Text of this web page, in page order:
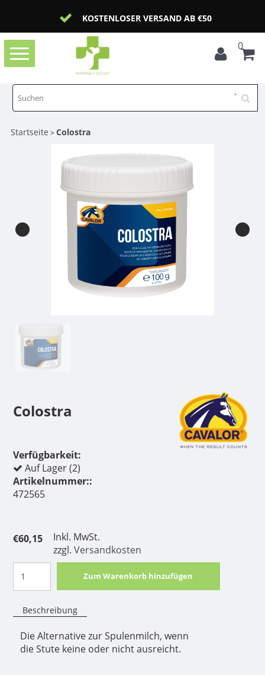
KOSTENLOSER VERSAND AB €50
Toggle
navigation
0
Startseite >Colostra
Colostra
Verfügbarkeit:
Auf Lager (2)
Artikelnummer::
472565
€60,15
Inkl. MwSt.
zzgl. Versandkosten
Zum Warenkorb hinzufügen
Beschreibung
Die Alternative zur Spulenmilch, wenn
die Stute keine oder nicht ausreicht.